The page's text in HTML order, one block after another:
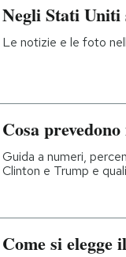
Negli Stati Uniti
Le notizie e le foto
Cosa
Guida a numeri,
Clinton e Trump e
Come si elegge